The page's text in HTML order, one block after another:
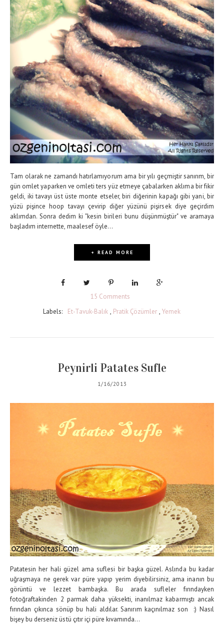
Tam olarak ne zamandı hatırlamıyorum ama bir yılı geçmiştir sanırım, bir
gün omlet yaparken ve omleti ters yüz etmeye çabalarken aklıma bir fikir
geldi, iki tavayı üst üste monte etseler, biri diğerinin kapağı gibi yani, bir
yüzü pişince hoop tavayı çevirip diğer yüzünü pişirsek diye geçirdim
aklımdan. Sonra dedim ki "kesin birileri bunu düşünmüştür" ve aramaya
başladım internette, maalesef öyle...
+ READ MORE
15 Comments
Labels:
Et-Tavuk-Balık , Pratik Çözümler , Yemek
Peynirli Patates Sufle
1/16/2013
Patatesin her hali güzel ama suflesi bir başka güzel. Aslında bu kadar
uğraşmaya ne gerek var püre yapıp yerim diyebilirsiniz, ama inanın bu
görüntü ve lezzet bambaşka. Bu arada sufleler fırındayken
fotoğraftakinden 2 parmak daha yüksekti, inanılmaz kabarmıştı ancak
fırından çıkınca sönüp bu hali aldılar. Sanırım kaçınılmaz son :) Nasıl
bişey bu derseniz üstü çıtır içi püre kıvamında...